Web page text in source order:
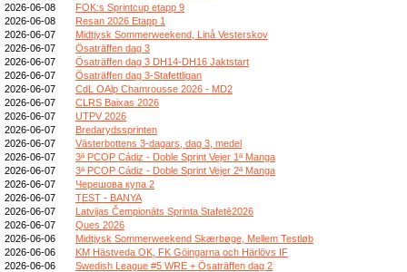
2026-06-08
FOK:s Sprintcup etapp 9
2026-06-08
Resan 2026 Etapp 1
2026-06-07
Midtjysk Sommerweekend, Linå Vesterskov
2026-06-07
Ösaträffen dag 3
2026-06-07
Ösaträffen dag 3 DH14-DH16 Jaktstart
2026-06-07
Ösaträffen dag 3-Stafettligan
2026-06-07
CdL OAlp Chamrousse 2026 - MD2
2026-06-07
CLRS Baixas 2026
2026-06-07
UTPV 2026
2026-06-07
Bredarydssprinten
2026-06-07
Västerbottens 3-dagars, dag 3, medel
2026-06-07
3ª PCOP Cádiz - Doble Sprint Vejer 1ª Manga
2026-06-07
3ª PCOP Cádiz - Doble Sprint Vejer 2ª Manga
2026-06-07
Черешова купа 2
2026-06-07
TEST - BANYA
2026-06-07
Latvijas Čempionāts Sprinta Stafetē2026
2026-06-07
Ques 2026
2026-06-06
Midtjysk Sommerweekend Skærbøge, Mellem Testløb
2026-06-06
KM Hästveda OK, FK Göingarna och Härlövs IF
2026-06-06
Swedish League #5 WRE + Ösaträffen dag 2